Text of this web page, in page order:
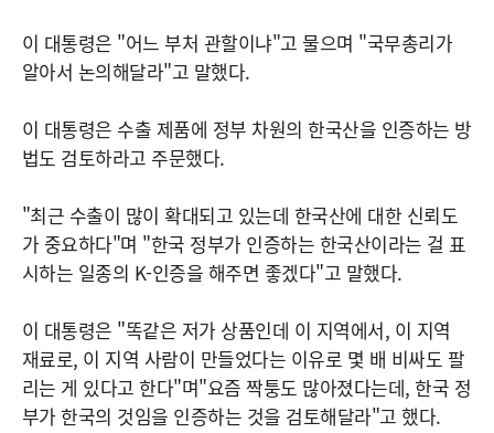
이 대통령은 "어느 부처 관할이냐"고 물으며 "국무총리가
알아서 논의해달라"고 말했다.
이 대통령은 수출 제품에 정부 차원의 한국산을 인증하는 방
법도 검토하라고 주문했다.
"최근 수출이 많이 확대되고 있는데 한국산에 대한 신뢰도
가 중요하다"며 "한국 정부가 인증하는 한국산이라는 걸 표
시하는 일종의 K-인증을 해주면 좋겠다"고 말했다.
이 대통령은 "똑같은 저가 상품인데 이 지역에서, 이 지역
재료로, 이 지역 사람이 만들었다는 이유로 몇 배 비싸도 팔
리는 게 있다고 한다"며"요즘 짝퉁도 많아졌다는데, 한국 정
부가 한국의 것임을 인증하는 것을 검토해달라"고 했다.